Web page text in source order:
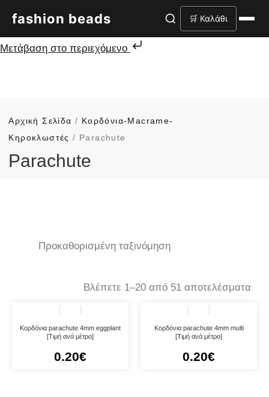
fashion beads 🛒 Καλάθι
Μετάβαση στο περιεχόμενο
Αρχική Σελίδα / Κορδόνια-Macrame-
Κηροκλωστές / Parachute
Parachute
Βλέπετε 1–20 από 51 αποτελέσματα
Κορδόνια parachute 4mm eggplant
[Τιμή ανά μέτρο]
0.20€
Κορδόνια parachute 4mm multi
[Τιμή ανά μέτρο]
0.20€